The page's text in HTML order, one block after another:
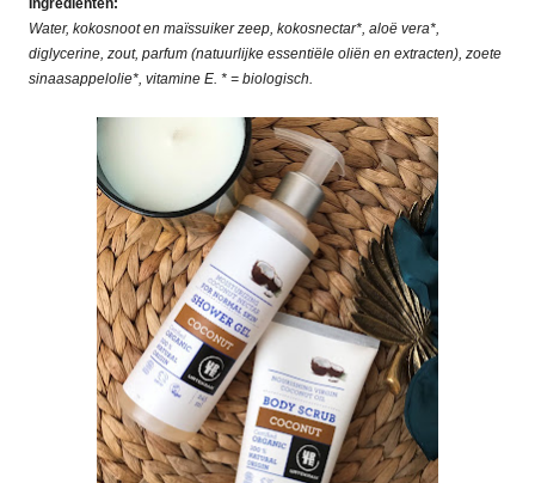
Ingrediënten:
Water, kokosnoot en maïssuiker zeep, kokosnectar*, aloë vera*,
diglycerine, zout, parfum (natuurlijke essentiële oliën en extracten), zoete
sinaasappelolie*, vitamine E. * = biologisch.